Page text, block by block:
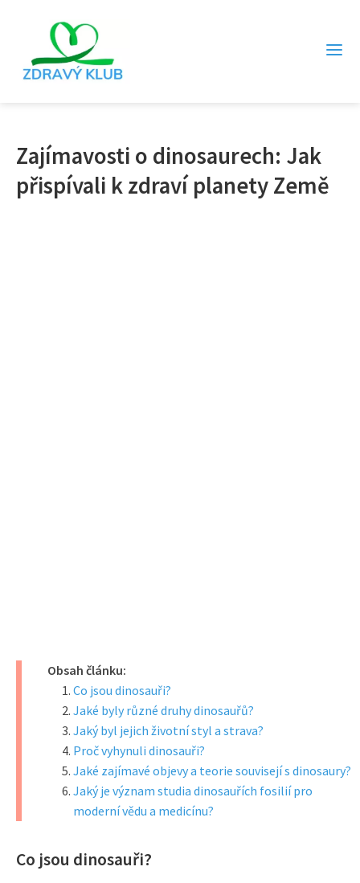
Zajímavosti o dinosaurech: Jak
přispívali k zdraví planety Země
Obsah článku:
Co jsou dinosauři?
Jaké byly různé druhy dinosauřů?
Jaký byl jejich životní styl a strava?
Proč vyhynuli dinosauři?
Jaké zajímavé objevy a teorie souvisejí s dinosaury?
Jaký je význam studia dinosauřích fosilií pro
moderní vědu a medicínu?
Co jsou dinosauři?